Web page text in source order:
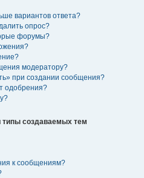
вариантов ответа?
опрос?
форумы?
модератору?
при создании сообщения?
одобрения?
создаваемых тем
к сообщениям?